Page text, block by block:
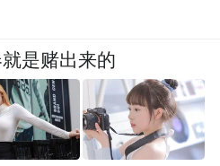
是赌出来的